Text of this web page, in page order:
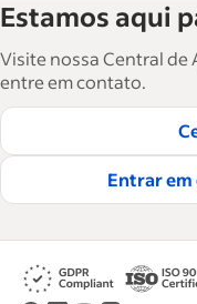
Indeed ajuda
força de
em seis idiomas,
conselhos
recomendadas
contratar e
Leia nossas
Estamos aqui
Visite nossa Central de
entre em contato.
Entrar